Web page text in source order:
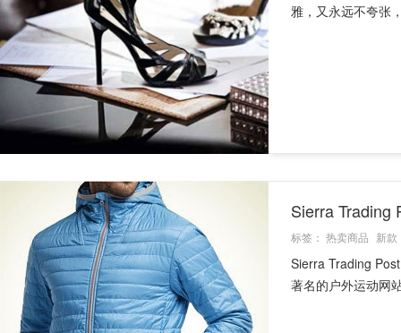
雅，又永远不夸张
Sierra Trading
标签： 热卖商品 新款
Sierra Trading
著名的户外运动网